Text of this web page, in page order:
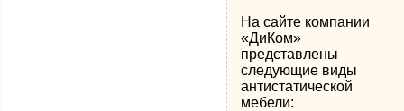
На сайте компании
«ДиКом»
представлены
следующие виды
антистатической
мебели: